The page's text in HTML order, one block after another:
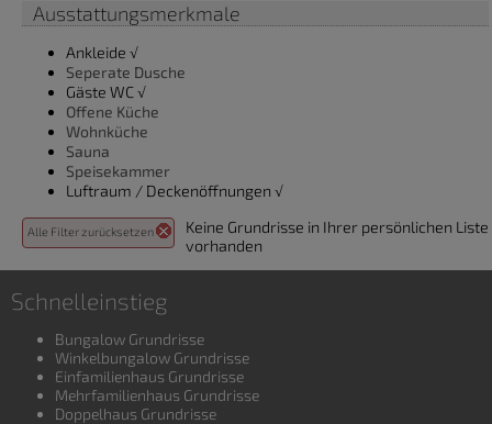
Ausstattungsmerkmale
Ankleide √
Seperate Dusche
Gäste WC √
Offene Küche
Wohnküche
Sauna
Speisekammer
Luftraum / Deckenöffnungen √
Alle Filter zurücksetzen
Keine Grundrisse in Ihrer persönlichen Liste
vorhanden
Schnelleinstieg
Bungalow Grundrisse
Winkelbungalow Grundrisse
Einfamilienhaus Grundrisse
Mehrfamilienhaus Grundrisse
Doppelhaus Grundrisse